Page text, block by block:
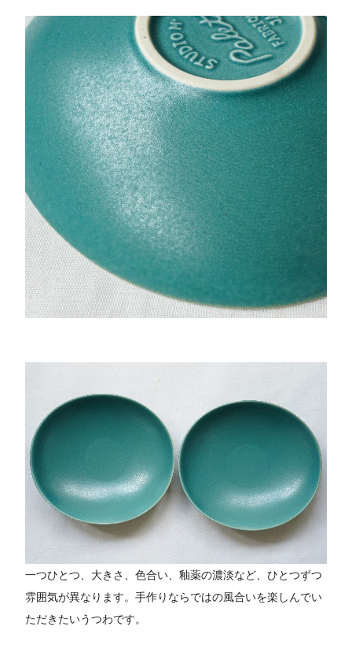
一つひとつ、大きさ、色合い、釉薬の濃淡など、ひとつずつ
雰囲気が異なります。手作りならではの風合いを楽しんでい
ただきたいうつわです。